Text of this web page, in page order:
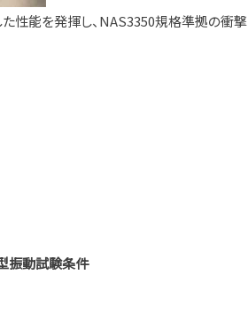
性能を発揮し、NAS3350規格準拠の衝撃
振動試験条件